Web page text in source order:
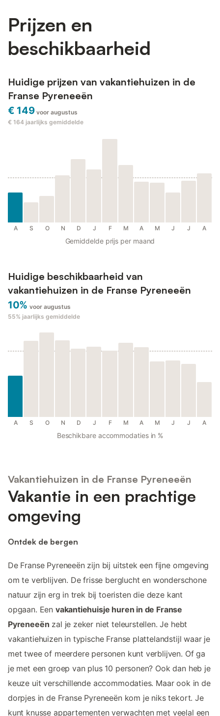
Prijzen en
beschikbaarheid
Huidige prijzen van vakantiehuizen in de
Franse Pyreneeën
€ 149 voor augustus
€ 164 jaarlijks gemiddelde
A S O N D J F M A M J J A
Gemiddelde prijs per maand
Huidige beschikbaarheid van
vakantiehuizen in de Franse Pyreneeën
10% voor augustus
55% jaarlijks gemiddelde
A S O N D J F M A M J J A
Beschikbare accommodaties in %
Vakantiehuizen in de Franse Pyreneeën
Vakantie in een prachtige
omgeving
Ontdek de bergen
De Franse Pyreneeën zijn bij uitstek een fijne omgeving
om te verblijven. De frisse berglucht en wonderschone
natuur zijn erg in trek bij toeristen die deze kant
opgaan. Een vakantiehuisje huren in de Franse
Pyreneeën zal je zeker niet teleurstellen. Je hebt
vakantiehuizen in typische Franse plattelandstijl waar je
met twee of meerdere personen kunt verblijven. Of ga
je met een groep van plus 10 personen? Ook dan heb je
keuze uit verschillende accommodaties. Maar ook in de
dorpjes in de Franse Pyreneeën kom je niks tekort. Je
kunt knusse appartementen verwachten met veelal een